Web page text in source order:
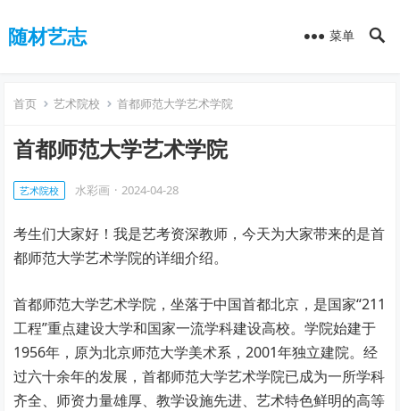
随材艺志 菜单
首页 艺术院校 首都师范大学艺术学院
首都师范大学艺术学院
艺术院校 水彩画 · 2024-04-28
考生们大家好！我是艺考资深教师，今天为大家带来的是首
都师范大学艺术学院的详细介绍。
首都师范大学艺术学院，坐落于中国首都北京，是国家“211
工程”重点建设大学和国家一流学科建设高校。学院始建于
1956年，原为北京师范大学美术系，2001年独立建院。经
过六十余年的发展，首都师范大学艺术学院已成为一所学科
齐全、师资力量雄厚、教学设施先进、艺术特色鲜明的高等